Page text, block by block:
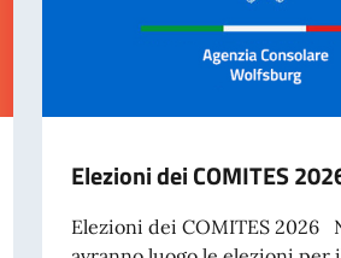
Elezioni dei COMITES
Elezioni dei COMITES 2026